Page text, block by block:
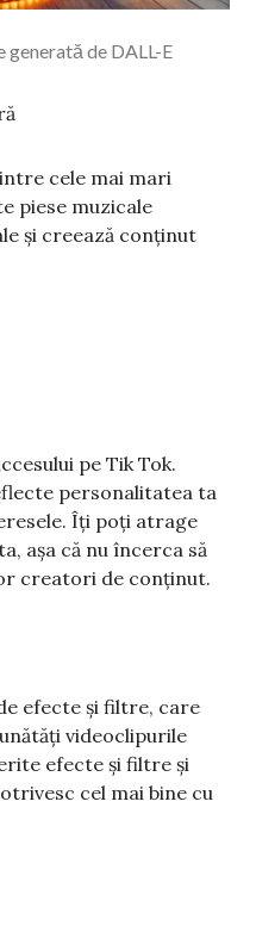
pe Tik Tok
de DALL-E
cele mai mari
piese muzicale
și creează conținut
pe Tik Tok.
personalitatea ta
Îți poți atrage
așa că nu încerca să
creatori de conținut.
efecte și filtre, care
videoclipurile
efecte și filtre și
cel mai bine cu